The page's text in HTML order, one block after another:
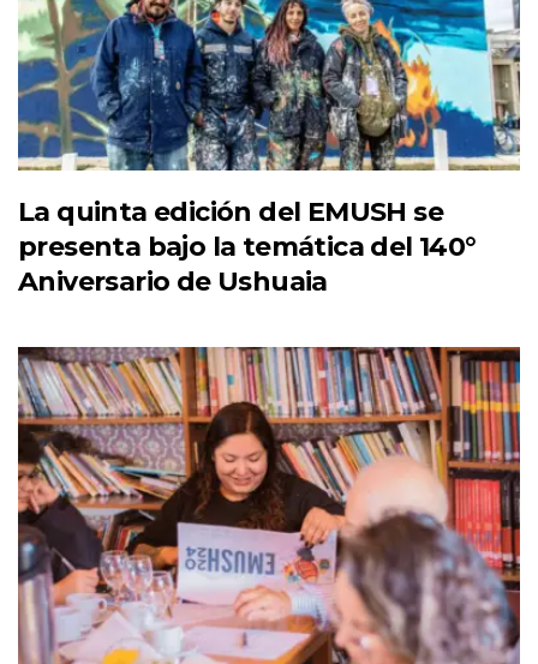
La quinta edición del EMUSH se
presenta bajo la temática del 140°
Aniversario de Ushuaia